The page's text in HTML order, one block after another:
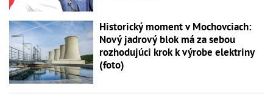
Historický moment v Mochovciach:
Nový jadrový blok má za sebou
rozhodujúci krok k výrobe elektriny
(foto)